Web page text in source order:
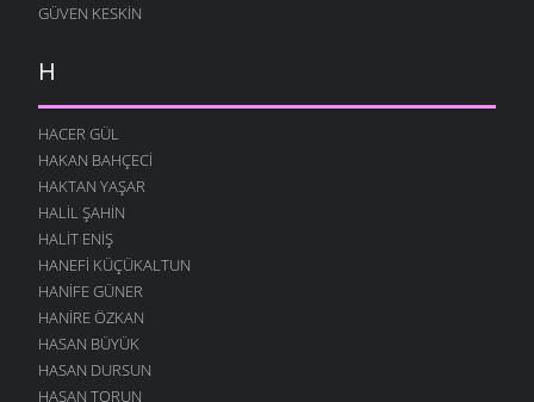
GÜVEN KESKIN
H
HACER GÜL
HAKAN BAHÇECI
HAKTAN YAŞAR
HALIL ŞAHIN
HALIT ENIŞ
HANEFI KÜÇÜKALTUN
HANIFE GÜNER
HANIRE ÖZKAN
HASAN BÜYÜK
HASAN DURSUN
HASAN TORUN